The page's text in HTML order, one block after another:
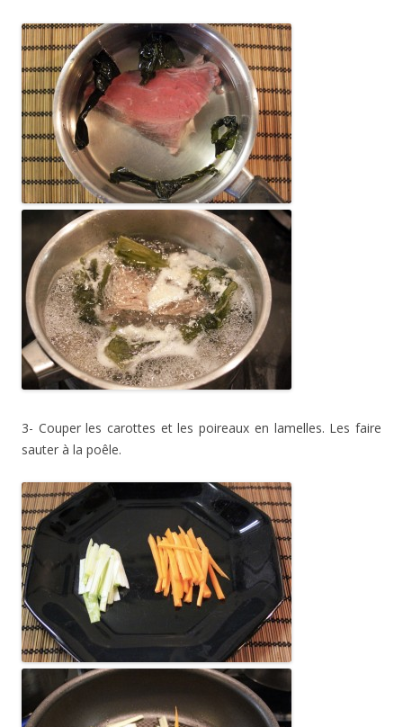
3- Couper les carottes et les poireaux en lamelles. Les faire
sauter à la poêle.